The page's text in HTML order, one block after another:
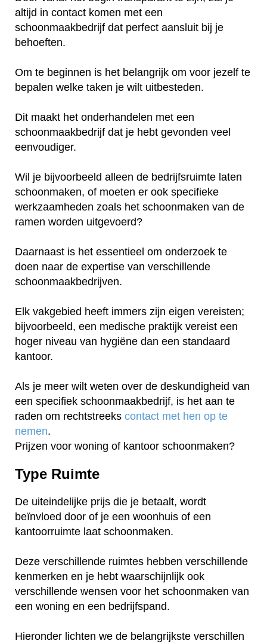
altijd in contact komen met een
schoonmaakbedrijf dat perfect aansluit bij je
behoeften.
Om te beginnen is het belangrijk om voor jezelf te
bepalen welke taken je wilt uitbesteden.
Dit maakt het onderhandelen met een
schoonmaakbedrijf dat je hebt gevonden veel
eenvoudiger.
Wil je bijvoorbeeld alleen de bedrijfsruimte laten
schoonmaken, of moeten er ook specifieke
werkzaamheden zoals het schoonmaken van de
ramen worden uitgevoerd?
Daarnaast is het essentieel om onderzoek te
doen naar de expertise van verschillende
schoonmaakbedrijven.
Elk vakgebied heeft immers zijn eigen vereisten;
bijvoorbeeld, een medische praktijk vereist een
hoger niveau van hygiëne dan een standaard
kantoor.
Als je meer wilt weten over de deskundigheid van
een specifiek schoonmaakbedrijf, is het aan te
raden om rechtstreeks contact met hen op te
nemen.
Prijzen voor woning of kantoor schoonmaken?
Type Ruimte
De uiteindelijke prijs die je betaalt, wordt
beïnvloed door of je een woonhuis of een
kantoorruimte laat schoonmaken.
Deze verschillende ruimtes hebben verschillende
kenmerken en je hebt waarschijnlijk ook
verschillende wensen voor het schoonmaken van
een woning en een bedrijfspand.
Hieronder lichten we de belangrijkste verschillen